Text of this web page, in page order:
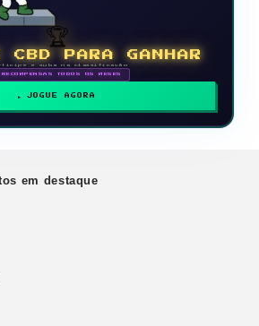
🏆
PARA GANHAR
e suba na classificação
RECOMPENSAS TODOS OS MESES
JOGUE AGORA
em destaque